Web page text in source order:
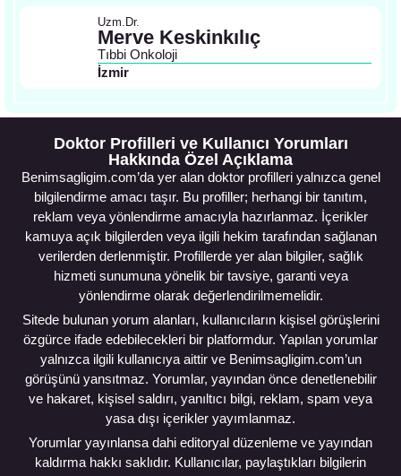
Uzm.Dr.
Merve Keskinkılıç
Tıbbi Onkoloji
İzmir
Doktor Profilleri ve Kullanıcı Yorumları
Hakkında Özel Açıklama
Benimsagligim.com’da yer alan doktor profilleri yalnızca genel
bilgilendirme amacı taşır. Bu profiller; herhangi bir tanıtım,
reklam veya yönlendirme amacıyla hazırlanmaz. İçerikler
kamuya açık bilgilerden veya ilgili hekim tarafından sağlanan
verilerden derlenmiştir. Profillerde yer alan bilgiler, sağlık
hizmeti sunumuna yönelik bir tavsiye, garanti veya
yönlendirme olarak değerlendirilmemelidir.
Sitede bulunan yorum alanları, kullanıcıların kişisel görüşlerini
özgürce ifade edebilecekleri bir platformdur. Yapılan yorumlar
yalnızca ilgili kullanıcıya aittir ve Benimsagligim.com’un
görüşünü yansıtmaz. Yorumlar, yayından önce denetlenebilir
ve hakaret, kişisel saldırı, yanıltıcı bilgi, reklam, spam veya
yasa dışı içerikler yayımlanmaz.
Yorumlar yayınlansa dahi editoryal düzenleme ve yayından
kaldırma hakkı saklıdır. Kullanıcılar, paylaştıkları bilgilerin